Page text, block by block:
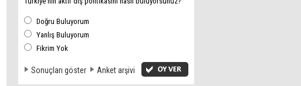
Doğru Buluyorum
Yanlış Buluyorum
Fikrim Yok
Sonuçları göster Anket arşivi